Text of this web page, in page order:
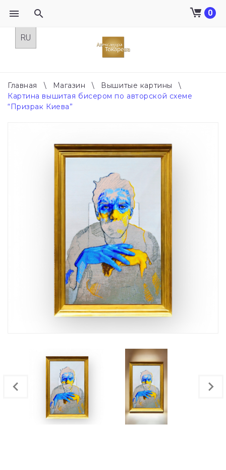
0
Главная \ Магазин \ Вышитые картины
\
Картина вышитая бисером по авторской схеме
“Призрак Киева”